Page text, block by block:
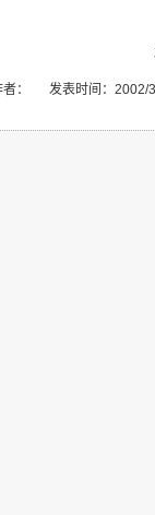
： 发表时间：2002/